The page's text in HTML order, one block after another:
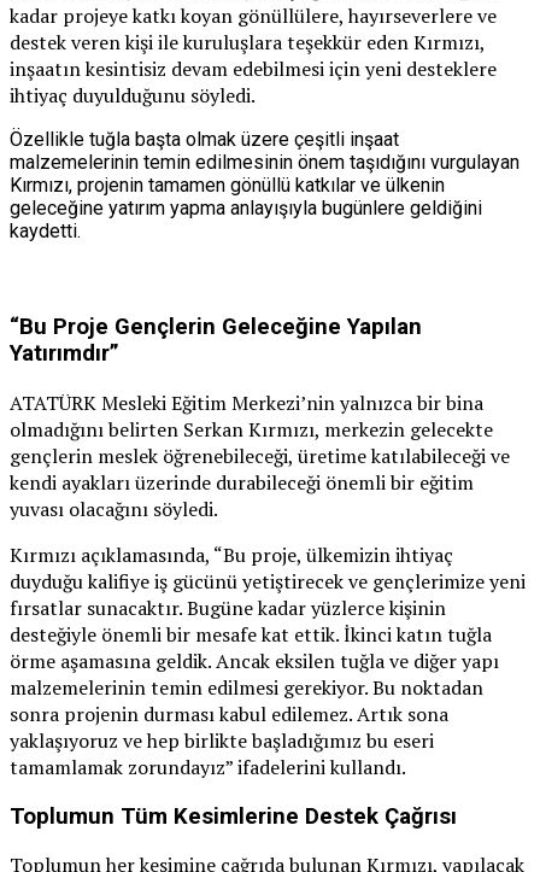
kadar projeye katkı koyan gönüllülere, hayırseverlere ve
destek veren kişi ile kuruluşlara teşekkür eden Kırmızı,
inşaatın kesintisiz devam edebilmesi için yeni desteklere
ihtiyaç duyulduğunu söyledi.
Özellikle tuğla başta olmak üzere çeşitli inşaat
malzemelerinin temin edilmesinin önem taşıdığını vurgulayan
Kırmızı, projenin tamamen gönüllü katkılar ve ülkenin
geleceğine yatırım yapma anlayışıyla bugünlere geldiğini
kaydetti.
“Bu Proje Gençlerin Geleceğine Yapılan
Yatırımdır”
ATATÜRK Mesleki Eğitim Merkezi’nin yalnızca bir bina
olmadığını belirten Serkan Kırmızı, merkezin gelecekte
gençlerin meslek öğrenebileceği, üretime katılabileceği ve
kendi ayakları üzerinde durabileceği önemli bir eğitim
yuvası olacağını söyledi.
Kırmızı açıklamasında, “Bu proje, ülkemizin ihtiyaç
duyduğu kalifiye iş gücünü yetiştirecek ve gençlerimize yeni
fırsatlar sunacaktır. Bugüne kadar yüzlerce kişinin
desteğiyle önemli bir mesafe kat ettik. İkinci katın tuğla
örme aşamasına geldik. Ancak eksilen tuğla ve diğer yapı
malzemelerinin temin edilmesi gerekiyor. Bu noktadan
sonra projenin durması kabul edilemez. Artık sona
yaklaşıyoruz ve hep birlikte başladığımız bu eseri
tamamlamak zorundayız” ifadelerini kullandı.
Toplumun Tüm Kesimlerine Destek Çağrısı
Toplumun her kesimine çağrıda bulunan Kırmızı, yapılacak